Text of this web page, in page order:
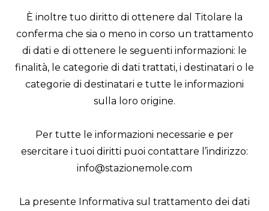
È inoltre tuo diritto di ottenere dal Titolare la
conferma che sia o meno in corso un trattamento
di dati e di ottenere le seguenti informazioni: le
finalità, le categorie di dati trattati, i destinatari o le
categorie di destinatari e tutte le informazioni
sulla loro origine.
Per tutte le informazioni necessarie e per
esercitare i tuoi diritti puoi contattare l’indirizzo:
info@stazionemole.com
La presente Informativa sul trattamento dei dati